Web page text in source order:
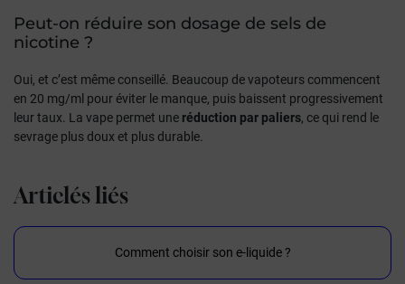
Peut-on réduire son dosage de sels de
nicotine ?
Oui, et c’est même conseillé. Beaucoup de vapoteurs commencent
en 20 mg/ml pour éviter le manque, puis baissent progressivement
leur taux. La vape permet une réduction par paliers, ce qui rend le
sevrage plus doux et plus durable.
Articlés liés
Comment choisir son e-liquide ?